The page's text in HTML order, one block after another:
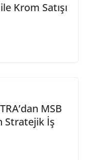
Krom Satışı
MSB
Stratejik İş